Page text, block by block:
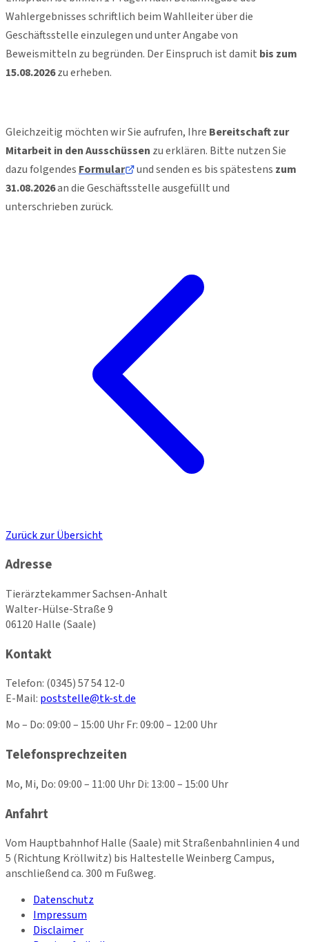
Wahlergebnisses schriftlich beim Wahlleiter über die
Geschäftsstelle einzulegen und unter Angabe von
Beweismitteln zu begründen. DerEinspruch ist damit bis zum
15.08.2026zu erheben.
Gleichzeitig möchten wir Sie aufrufen, Ihre Bereitschaft zur
Mitarbeit in den Ausschüssen zu erklären. Bitte nutzen Sie
dazu folgendes Formular und senden es bis spätestens zum
31.08.2026an die Geschäftsstelle ausgefüllt und
unterschrieben zurück.
Zurück zur Übersicht
Adresse
Tierärztekammer Sachsen-Anhalt
Walter-Hülse-Straße 9
06120 Halle (Saale)
Kontakt
Telefon: (0345) 57 54 12-0
E-Mail: poststelle@tk-st.de
Mo – Do: 09:00 – 15:00 Uhr Fr: 09:00 – 12:00 Uhr
Telefonsprechzeiten
Mo, Mi, Do: 09:00 – 11:00 Uhr Di: 13:00 – 15:00 Uhr
Anfahrt
Vom Hauptbahnhof Halle (Saale) mit Straßenbahnlinien 4 und
5 (Richtung Kröllwitz) bis Haltestelle Weinberg Campus,
anschließend ca. 300 m Fußweg.
Datenschutz
Impressum
Disclaimer